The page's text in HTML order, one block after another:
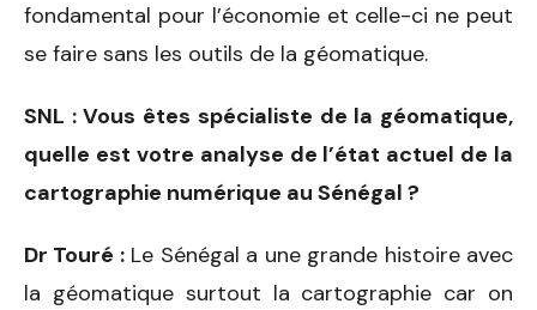
fondamental pour l’économie et celle-ci ne peut
se faire sans les outils de la géomatique.
SNL : Vous êtes spécialiste de la géomatique,
quelle est votre analyse de l’état actuel de la
cartographie numérique au Sénégal ?
Dr Touré :Le Sénégal a une grande histoire avec
la géomatique surtout la cartographie car on